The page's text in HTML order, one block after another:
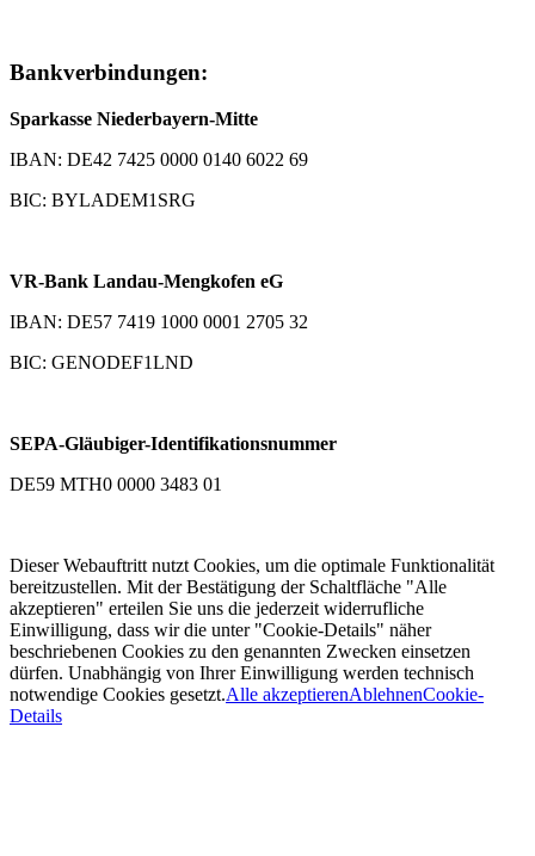
Bankverbindungen:
Sparkasse Niederbayern-Mitte
IBAN: DE42 7425 0000 0140 6022 69
BIC: BYLADEM1SRG
VR-Bank Landau-Mengkofen eG
IBAN: DE57 7419 1000 0001 2705 32
BIC: GENODEF1LND
SEPA-Gläubiger-Identifikationsnummer
DE59 MTH0 0000 3483 01
Dieser Webauftritt nutzt Cookies, um die optimale Funktionalität
bereitzustellen. Mit der Bestätigung der Schaltfläche "Alle
akzeptieren" erteilen Sie uns die jederzeit widerrufliche
Einwilligung, dass wir die unter "Cookie-Details" näher
beschriebenen Cookies zu den genannten Zwecken einsetzen
dürfen. Unabhängig von Ihrer Einwilligung werden technisch
notwendige Cookies gesetzt.Alle akzeptierenAblehnenCookie-
Details